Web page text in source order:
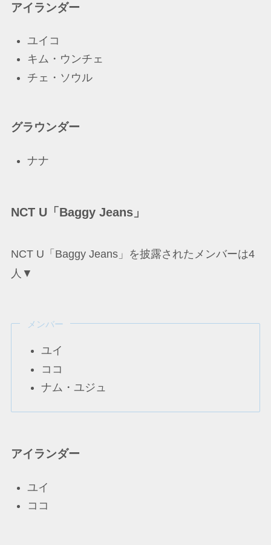
アイランダー
ユイコ
キム・ウンチェ
チェ・ソウル
グラウンダー
ナナ
NCT U「Baggy Jeans」
NCT U「Baggy Jeans」を披露されたメンバーは4
人▼
メンバー
ユイ
ココ
ナム・ユジュ
アイランダー
ユイ
ココ